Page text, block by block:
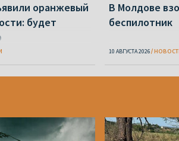
оранжевый
будет
В Молдове
беспилотник
10 АВГУСТА 2026